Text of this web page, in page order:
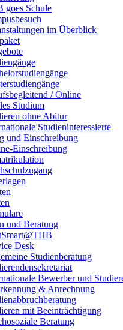
goes Schule
im Überblick
/ Online
Studium
ohne Abitur
Studieninteressierte
und Einschreibung
Einschreibung
und Beratung
Desk
Studienberatung
Bewerber und
& Anrechnung
mit Beeinträchtigung
Beratung